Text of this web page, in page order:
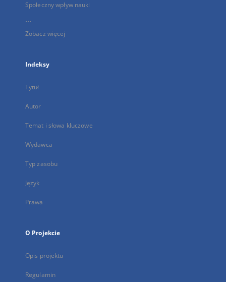
Społeczny wpływ nauki
...
Zobacz więcej
Indeksy
Tytuł
Autor
Temat i słowa kluczowe
Wydawca
Typ zasobu
Język
Prawa
O Projekcie
Opis projektu
Regulamin